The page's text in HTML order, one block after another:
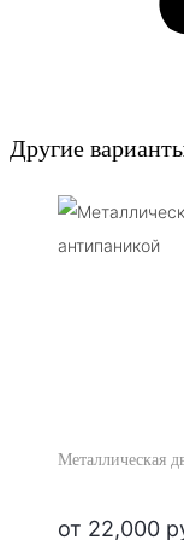
Другие
Металлическая
от 22,000